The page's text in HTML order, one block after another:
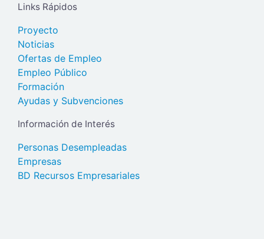
Links Rápidos
Proyecto
Noticias
Ofertas de Empleo
Empleo Público
Formación
Ayudas y Subvenciones
Información de Interés
Personas Desempleadas
Empresas
BD Recursos Empresariales